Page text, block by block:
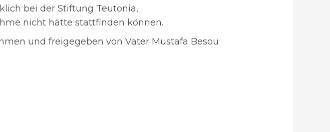
bei der Stiftung Teutonia,
nicht hätte stattfinden können.
und freigegeben von Vater Mustafa Besou